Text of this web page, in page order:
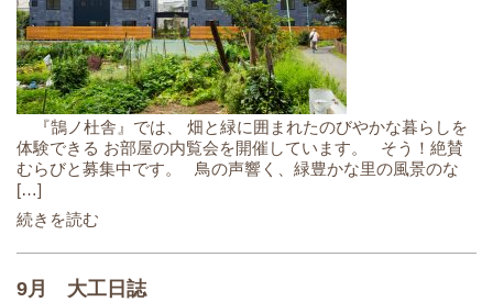
『鵠ノ杜舎』では、 畑と緑に囲まれたのびやかな暮らしを
体験できる お部屋の内覧会を開催しています。 そう！絶賛
むらびと募集中です。 鳥の声響く、緑豊かな里の風景のな
[…]
続きを読む
9月 大工日誌